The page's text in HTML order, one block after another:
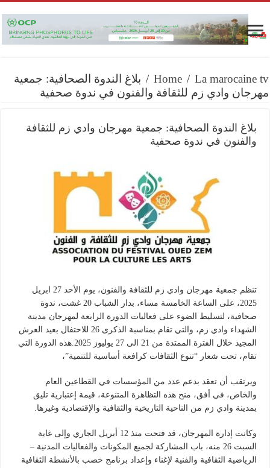
Home / La marocaine tv
/ بلاغ الندوة الصحافية: جمعية
مهرجان وادي زم للثقافة والفنون في ندوة صحفية
بلاغ الندوة الصحافية: جمعية مهرجان وادي زم للثقافة
والفنون في ندوة صحفية
تنظم جمعية مهرجان وادي زم للثقافة والفنون، يوم الأحد 27 ابريل
2025، على الساعة الخامسة مساء، بدار الشباب 20 غشت، ندوة
صحافية، لتسليط الضوء على فعاليات الدورة الرابعة لمهرجان مدينة
الشهداء وادي زم، والتي تقام بمناسبة الذكرى 26 للاحتفال بعيد العرش
المجيد خلال الفترة الممتدة من 21 الى 27 يوليوز 2025.هذه الدورة التي
تقام، تحت شعار “تنوع الثقافات كرافعة أساسية للتنمية”،
ويرتقب أن تعقد بدعم عدد من المؤسسات في القطاعين العام
والخاص، في أفق، منح هذه التظاهرة المتنوعة، قيمة إعتبارية تليق
بمدينة وادي زم من الناحية التاريخية والثقافية والإقتصادية وغيرها.
وكانت إدارة المهرجان، قد فتحت منذ 12 أبريل الجاري وإلى غاية
السبت 26 منه، باب المشاركة لجميع المكونات والفعاليات المدنية –
الرياضية الثقافية والفنية لإغناء وإعداد برنامج خصب بالأنشطة الثقافية